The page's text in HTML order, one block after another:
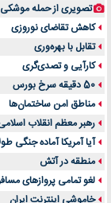
تصویری از حمله
کاهش تقاضای نوروزی
تقابل با بهره‌وری
کارآیی و تصدی‌گری
50 دقیقه سرخ بورس
مناطق امن ساختمان‌ها
رهبر معظم انقلاب
آیا آمریکا آماده جنگی
منطقه در آتش
لغو تمامی پروازهای
خاموشی اینترنت ایران